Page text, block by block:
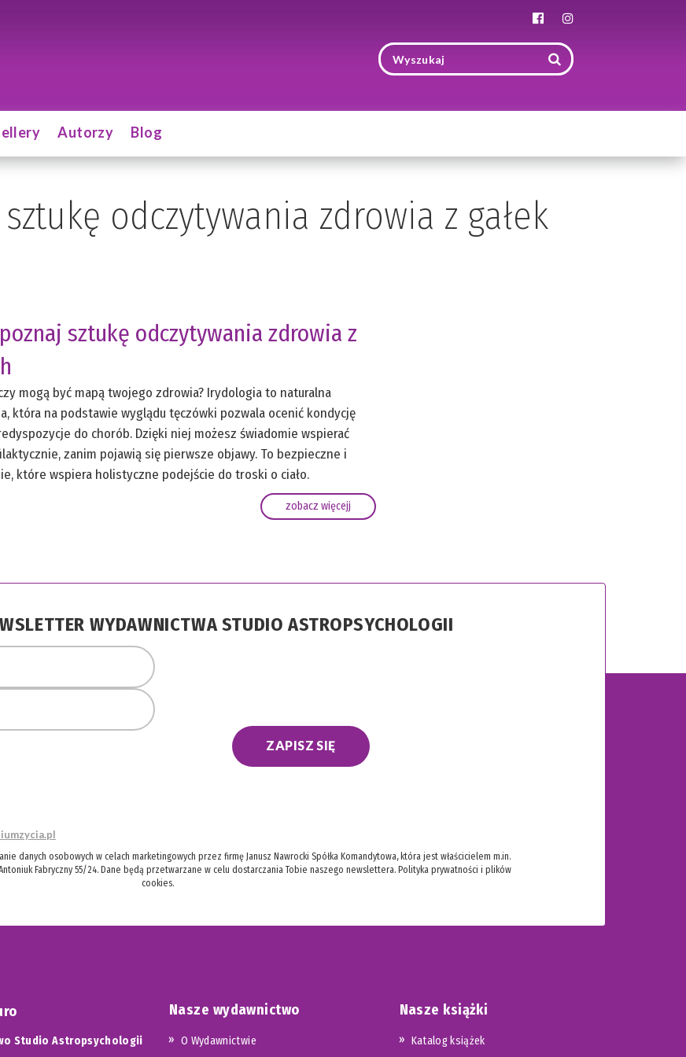
Autorzy Blog
odczytywania zdrowia z gałek
sztukę odczytywania zdrowia z
mogą być mapą twojego zdrowia? Irydologia to naturalna
która na podstawie wyglądu tęczówki pozwala ocenić kondycję
do chorób. Dzięki niej możesz świadomie wspierać
zanim pojawią się pierwsze objawy. To bezpieczne i
które wspiera holistyczne podejście do troski o ciało.
zobacz więcejj
WYDAWNICTWA STUDIO ASTROPSYCHOLOGII
ZAPISZ SIĘ
danych osobowych w celach marketingowych przez firmę Janusz Nawrocki Spółka Komandytowa, która jest właścicielem m.in.
Fabryczny 55/24. Dane będą przetwarzane w celu dostarczania Tobie naszego newslettera. Polityka prywatności i plików
cookies.
Studio Astropsychologii
Nasze wydawnictwo
O Wydawnictwie
Nasze książki
Katalog książek